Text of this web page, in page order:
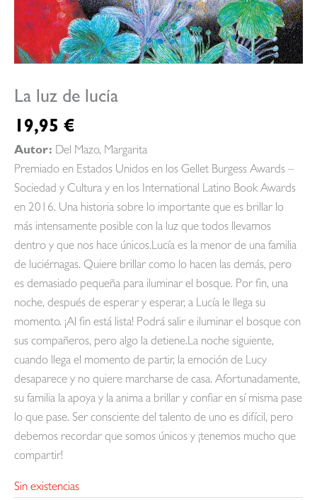
La luz de lucía
19,95 €
Autor: Del Mazo, Margarita
Premiado en Estados Unidos en los Gellet Burgess Awards –
Sociedad y Cultura y en los International Latino Book Awards
en 2016. Una historia sobre lo importante que es brillar lo
más intensamente posible con la luz que todos llevamos
dentro y que nos hace únicos.Lucía es la menor de una familia
de luciérnagas. Quiere brillar como lo hacen las demás, pero
es demasiado pequeña para iluminar el bosque. Por fin, una
noche, después de esperar y esperar, a Lucía le llega su
momento. ¡Al fin está lista! Podrá salir e iluminar el bosque con
sus compañeros, pero algo la detiene.La noche siguiente,
cuando llega el momento de partir, la emoción de Lucy
desaparece y no quiere marcharse de casa. Afortunadamente,
su familia la apoya y la anima a brillar y confiar en sí misma pase
lo que pase. Ser consciente del talento de uno es difícil, pero
debemos recordar que somos únicos y ¡tenemos mucho que
compartir!
Sin existencias